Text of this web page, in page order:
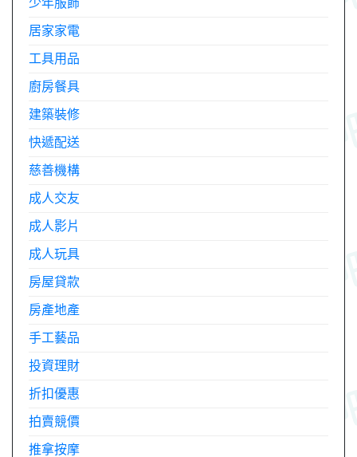
居家家電
工具用品
廚房餐具
建築裝修
快遞配送
慈善機構
成人交友
成人影片
成人玩具
房屋貸款
房產地產
手工藝品
投資理財
折扣優惠
拍賣競價
推拿按摩